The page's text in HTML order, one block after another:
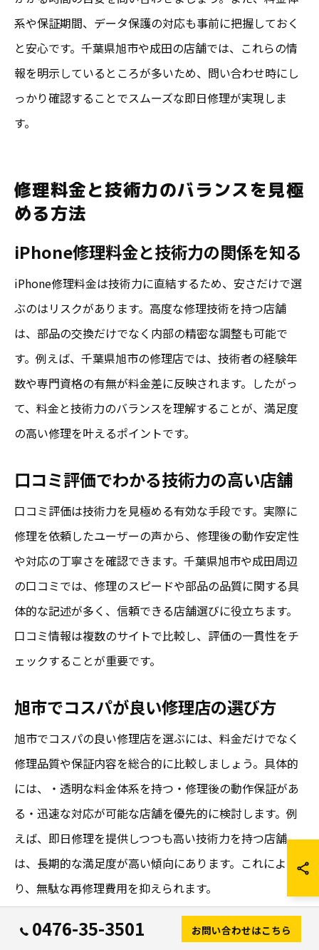
系や保証期間、データ保護の対応も事前に把握しておく
と安心です。千葉県旭市や成田の店舗では、これらの情
報を明示しているところが多いため、問い合わせ時にし
っかり確認することでスムーズな即日修理が実現しま
す。
修理料金と技術力のバランスを見極
める方法
iPhone修理料金と技術力の関係を知る
iPhone修理料金は技術力に直結するため、安さだけで選
ぶのはリスクがあります。高度な修理技術を持つ店舗
は、部品の交換だけでなく内部の精密な調整も可能で
す。例えば、千葉県旭市の修理店では、技術者の経験年
数や専門資格の有無が料金差に反映されます。したがっ
て、料金と技術力のバランスを理解することが、満足度
の高い修理を叶えるポイントです。
口コミ評価でわかる技術力の高い店舗
口コミ評価は技術力を見極める有効な手段です。実際に
修理を依頼したユーザーの声から、修理後の動作安定性
や対応の丁寧さを確認できます。千葉県旭市や成田周辺
の口コミでは、修理のスピードや部品の品質に関する具
体的な記述が多く、信頼できる店舗選びに役立ちます。
口コミ情報は複数のサイトで比較し、評価の一貫性をチ
ェックすることが重要です。
旭市でコスパが良い修理店の選び方
旭市でコスパの良い修理店を選ぶには、料金だけでなく
修理品質や保証内容を総合的に比較しましょう。具体的
には、・透明な料金体系を持つ・修理後の動作保証があ
る・迅速な対応が可能な店舗を優先的に検討します。例
えば、即日修理を提供しつつも高い技術力を持つ店舗
は、長期的な満足度が高い傾向にあります。これによ
り、無駄な再修理費用を抑えられます。
成田周辺の修理技術と料金比較のコツ
0476-35-3501 お問い合わせはこちら